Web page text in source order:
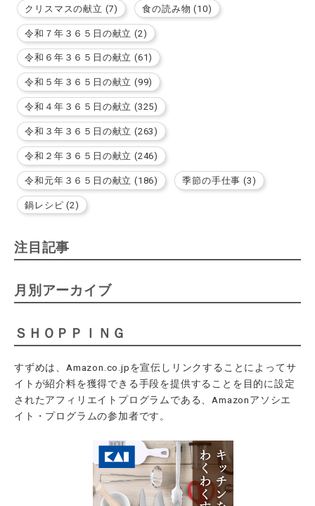
クリスマスの献立 (7) 食の読み物 (10)
令和７年３６５日の献立 (2)
令和６年３６５日の献立 (61)
令和５年３６５日の献立 (99)
令和４年３６５日の献立 (325)
令和３年３６５日の献立 (263)
令和２年３６５日の献立 (246)
令和元年３６５日の献立 (186) 季節の手仕事 (3)
鍋レシピ (2)
注目記事
月別アーカイブ
ＳＨＯＰＰＩＮＧ
すずめは、Amazon.co.jpを宣伝しリンクすることによってサ
イトが紹介料を獲得できる手段を提供することを目的に設定
されたアフィリエイトプログラムである、Amazonアソシエ
イト・プログラムの参加者です。